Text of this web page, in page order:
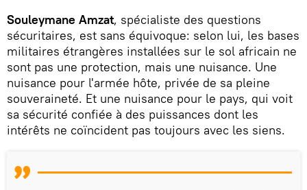
Souleymane Amzat, spécialiste des questions
sécuritaires, est sans équivoque: selon lui, les bases
militaires étrangères installées sur le sol africain ne
sont pas une protection, mais une nuisance. Une
nuisance pour l'armée hôte, privée de sa pleine
souveraineté. Et une nuisance pour le pays, qui voit
sa sécurité confiée à des puissances dont les
intérêts ne coïncident pas toujours avec les siens.